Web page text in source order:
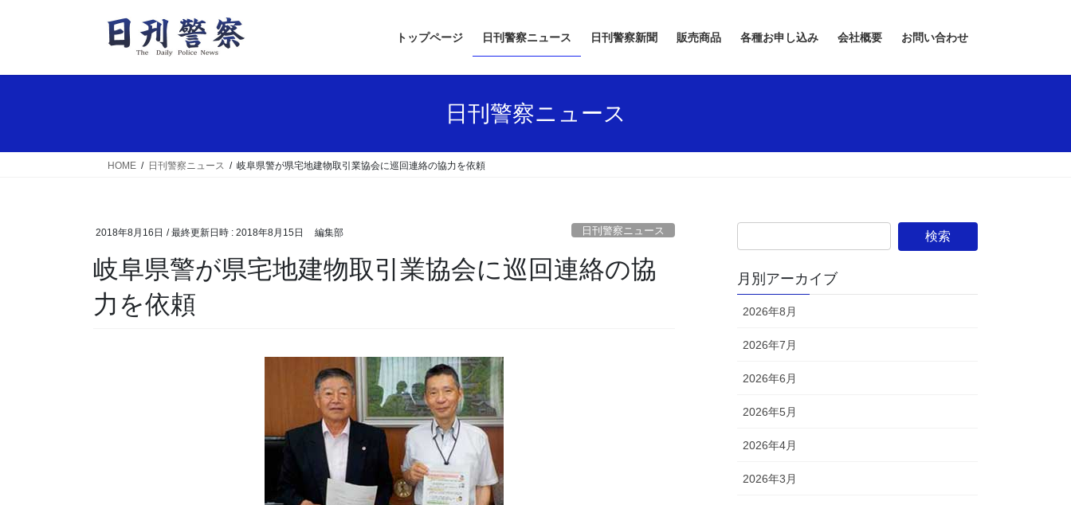
トップページ 日刊警察ニュース 日刊警察新聞 販売商品 各種お申し込み 会社概要 お問い合わせ
日刊警察ニュース
HOME 日刊警察ニュース 岐阜県警が県宅地建物取引業協会に巡回連絡の協力を依頼
2018年8月16日 / 最終更新日時 : 2018年8月15日 編集部 日刊警察ニュース
岐阜県警が県宅地建物取引業協会に巡回連絡の協
力を依頼
月別アーカイブ
2026年8月
2026年7月
2026年6月
2026年5月
2026年4月
2026年3月